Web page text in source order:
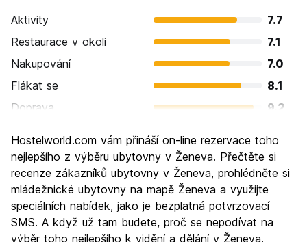
Aktivity
7.7
Restaurace v okoli
7.1
Nakupování
7.0
Flákat se
8.1
Doprava
9.2
Kultura
8.0
Noční život
6.7
Hodnota za peníze
5.4
Hostelworld.com vám přináší on-line rezervace toho
nejlepšího z výběru ubytovny v Ženeva. Přečtěte si
recenze zákazníků ubytovny v Ženeva, prohlédněte si
mládežnické ubytovny na mapě Ženeva a využijte
speciálních nabídek, jako je bezplatná potvrzovací
SMS. A když už tam budete, proč se nepodívat na
výběr toho nejlepšího k vidění a dělání v Ženeva.